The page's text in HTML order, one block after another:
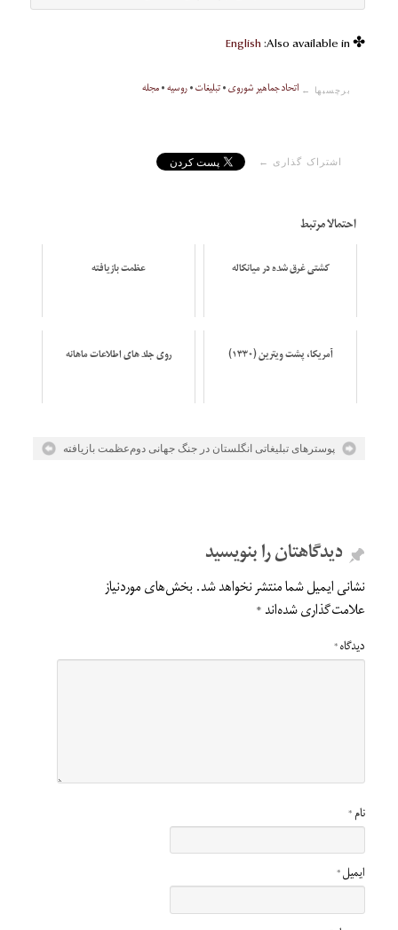
✤ Also available in:
English
برچسبها ← اتحاد جماهیر شوروی•تبلیغات•روسیه•مجله
اشتراک گذاری ←
احتمالا مرتبط
کشتی غرق شده در میانکاله عظمت بازیافته
آمریکا، پشت ویترین (۱۳۳۰) روی جلد های اطلاعات ماهانه
عظمت بازیافتهپوسترهای تبلیغاتی انگلستان در جنگ جهانی دوم
دیدگاهتان را بنویسید
نشانی ایمیل شما منتشر نخواهد شد.بخش‌های موردنیاز
علامت‌گذاری شده‌اند*
دیدگاه*
نام*
ایمیل*